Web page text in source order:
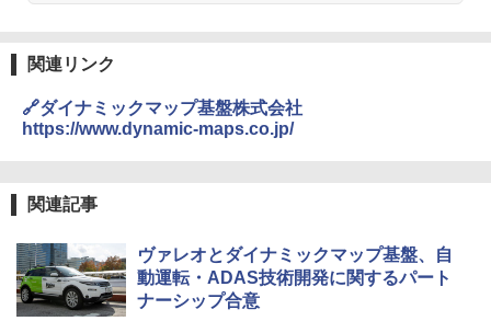
関連リンク
🔗ダイナミックマップ基盤株式会社
https://www.dynamic-maps.co.jp/
関連記事
ヴァレオとダイナミックマップ基盤、自
動運転・ADAS技術開発に関するパート
ナーシップ合意